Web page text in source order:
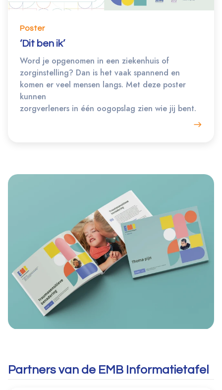
Poster
‘Dit ben ik’
Word je opgenomen in een ziekenhuis of
zorginstelling? Dan is het vaak spannend en
komen er veel mensen langs. Met deze poster
kunnen
zorgverleners in één oogopslag zien wie jij bent.
Partners van de EMB Informatietafel